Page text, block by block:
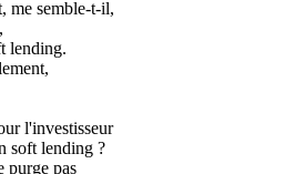
me semble-t-il,
lending.
l'investisseur
soft lending ?
purge pas